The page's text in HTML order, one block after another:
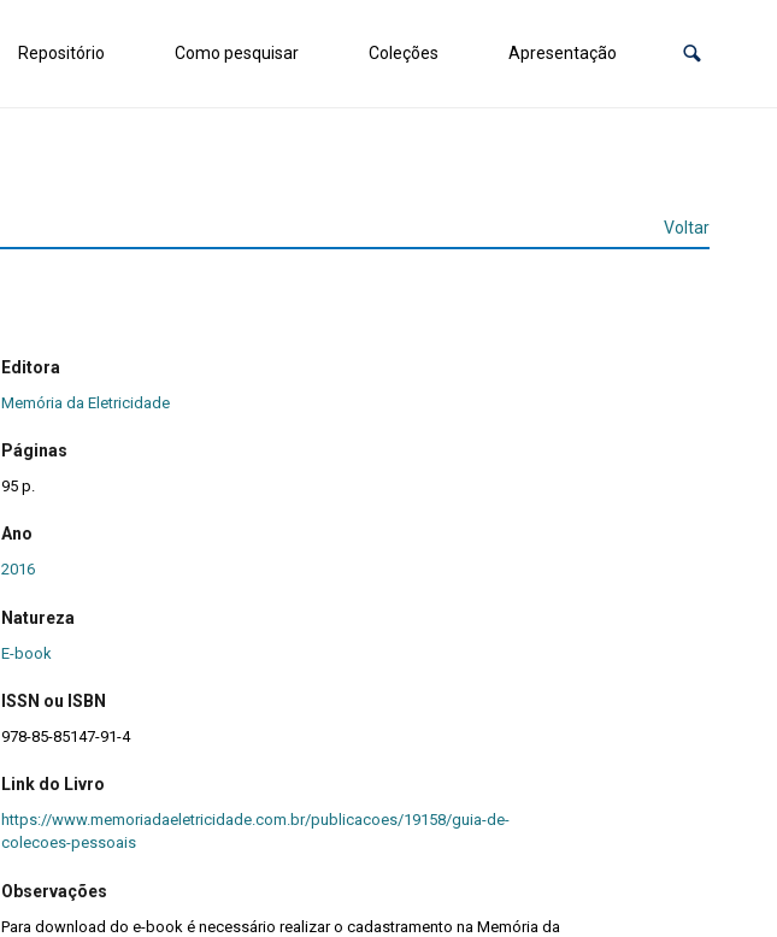
Repositório Como pesquisar Coleções Apresentação
Voltar
Editora
Memória da Eletricidade
Páginas
95 p.
Ano
2016
Natureza
E-book
ISSN ou ISBN
978-85-85147-91-4
Link do Livro
https://www.memoriadaeletricidade.com.br/publicacoes/19158/guia-de-
colecoes-pessoais
Observações
Para download do e-book é necessário realizar o cadastramento na Memória da